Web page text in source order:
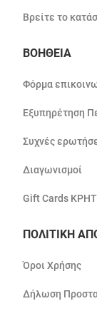
Βρείτε το
ΒΟΗΘΕΙΑ
Φόρμα
Εξυπηρέτηση
Συχνές
Διαγωνισμοί
Gift Cards
ΠΟΛΙΤΙΚΗ
Όροι Χρήσης
Δήλωση